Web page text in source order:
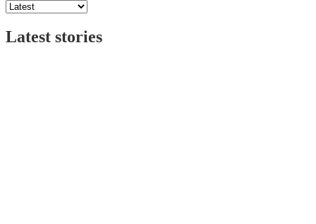
Latest stories